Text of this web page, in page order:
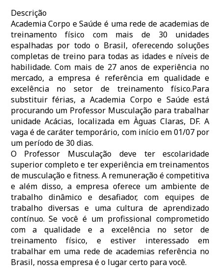
Descrição
Academia Corpo e Saúde é uma rede de academias de
treinamento físico com mais de 30 unidades
espalhadas por todo o Brasil, oferecendo soluções
completas de treino para todas as idades e níveis de
habilidade. Com mais de 27 anos de experiência no
mercado, a empresa é referência em qualidade e
excelência no setor de treinamento físico.Para
substituir férias, a Academia Corpo e Saúde está
procurando um Professor Musculação para trabalhar
unidade Acácias, localizada em Àguas Claras, DF. A
vaga é de caráter temporário, com início em 01/07 por
um período de 30 dias.
O Professor Musculação deve ter escolaridade
superior completo e ter experiência em treinamentos
de musculação e fitness. A remuneração é competitiva
e além disso, a empresa oferece um ambiente de
trabalho dinâmico e desafiador, com equipes de
trabalho diversas e uma cultura de aprendizado
contínuo. Se você é um profissional comprometido
com a qualidade e a excelência no setor de
treinamento físico, e estiver interessado em
trabalhar em uma rede de academias referência no
Brasil, nossa empresa é o lugar certo para você.